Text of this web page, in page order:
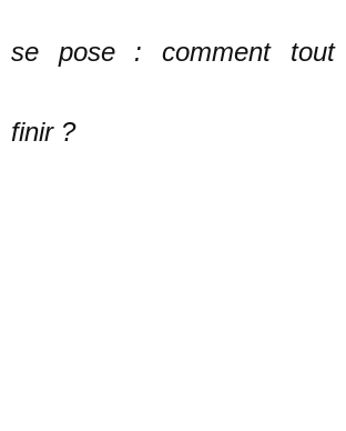
se pose : comment tout
finir ?